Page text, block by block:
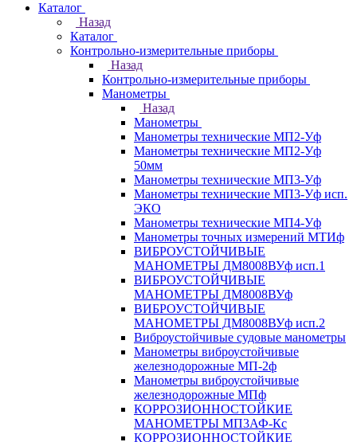
Каталог
Назад
Каталог
Контрольно-измерительные приборы
Назад
Контрольно-измерительные приборы
Манометры
Назад
Манометры
Манометры технические МП2-Уф
Манометры технические МП2-Уф
50мм
Манометры технические МП3-Уф
Манометры технические МП3-Уф исп.
ЭКО
Манометры технические МП4-Уф
Манометры точных измерений МТИф
ВИБРОУСТОЙЧИВЫЕ
МАНОМЕТРЫ ДМ8008ВУф исп.1
ВИБРОУСТОЙЧИВЫЕ
МАНОМЕТРЫ ДМ8008ВУф
ВИБРОУСТОЙЧИВЫЕ
МАНОМЕТРЫ ДМ8008ВУф исп.2
Виброустойчивые судовые манометры
Манометры виброустойчивые
железнодорожные МП-2ф
Манометры виброустойчивые
железнодорожные МПф
КОРРОЗИОННОСТОЙКИЕ
МАНОМЕТРЫ МП3АФ-Кс
КОРРОЗИОННОСТОЙКИЕ